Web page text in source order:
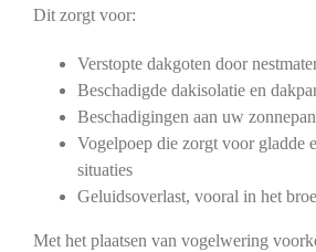
Dit zorgt voor:
Verstopte dakgoten door
Beschadigde dakisolatie en
Beschadigingen aan uw
Vogelpoep die zorgt voor gladde
situaties
Geluidsoverlast, vooral in het
Met het plaatsen van vogelwering